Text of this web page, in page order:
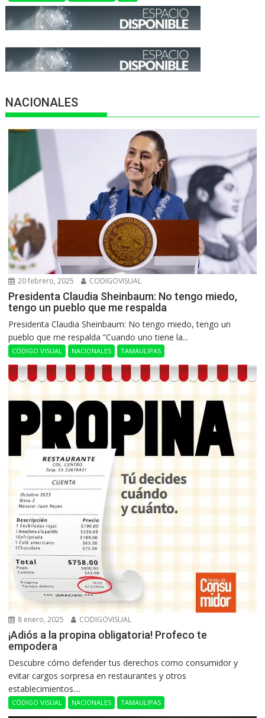
NACIONALES
20 febrero, 2025 CODIGOVISUAL
Presidenta Claudia Sheinbaum: No tengo miedo,
tengo un pueblo que me respalda
Presidenta Claudia Sheinbaum: No tengo miedo, tengo un
pueblo que me respalda ”Cuando uno tiene la...
CÓDIGO VISUAL NACIONALES TAMAULIPAS
8 enero, 2025 CODIGOVISUAL
¡Adiós a la propina obligatoria! Profeco te
empodera
Descubre cómo defender tus derechos como consumidor y
evitar cargos sorpresa en restaurantes y otros
establecimientos....
CÓDIGO VISUAL NACIONALES TAMAULIPAS